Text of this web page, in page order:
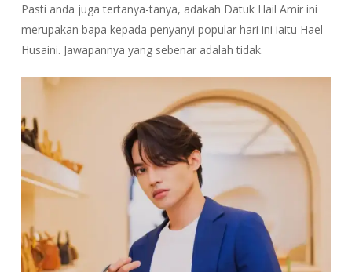
Pasti anda juga tertanya-tanya, adakah Datuk Hail Amir ini
merupakan bapa kepada penyanyi popular hari ini iaitu Hael
Husaini. Jawapannya yang sebenar adalah tidak.